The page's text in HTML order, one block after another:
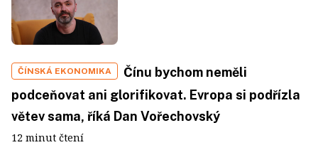
ČÍNSKÁ EKONOMIKA
Čínu bychom neměli
podceňovat ani glorifikovat. Evropa si podřízla
větev sama, říká Dan Vořechovský
12 minut čtení